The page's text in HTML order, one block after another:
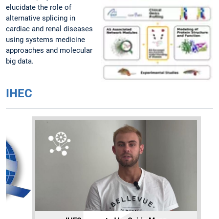
elucidate the role of
alternative splicing in
cardiac and renal diseases
using systems medicine
approaches and molecular
big data.
IHEC